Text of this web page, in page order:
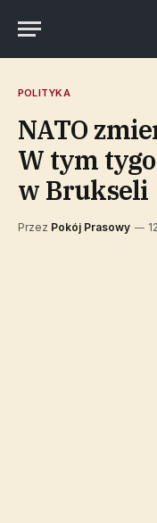
POLITYKA
NATO
W tym
w Brukseli
Przez Pokój Prasowy